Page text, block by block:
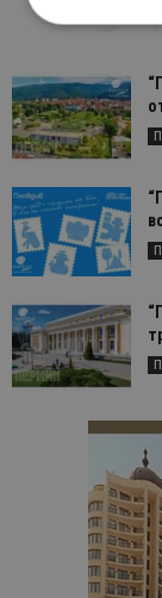
Строго
Име